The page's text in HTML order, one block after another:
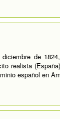
de
realista
español en